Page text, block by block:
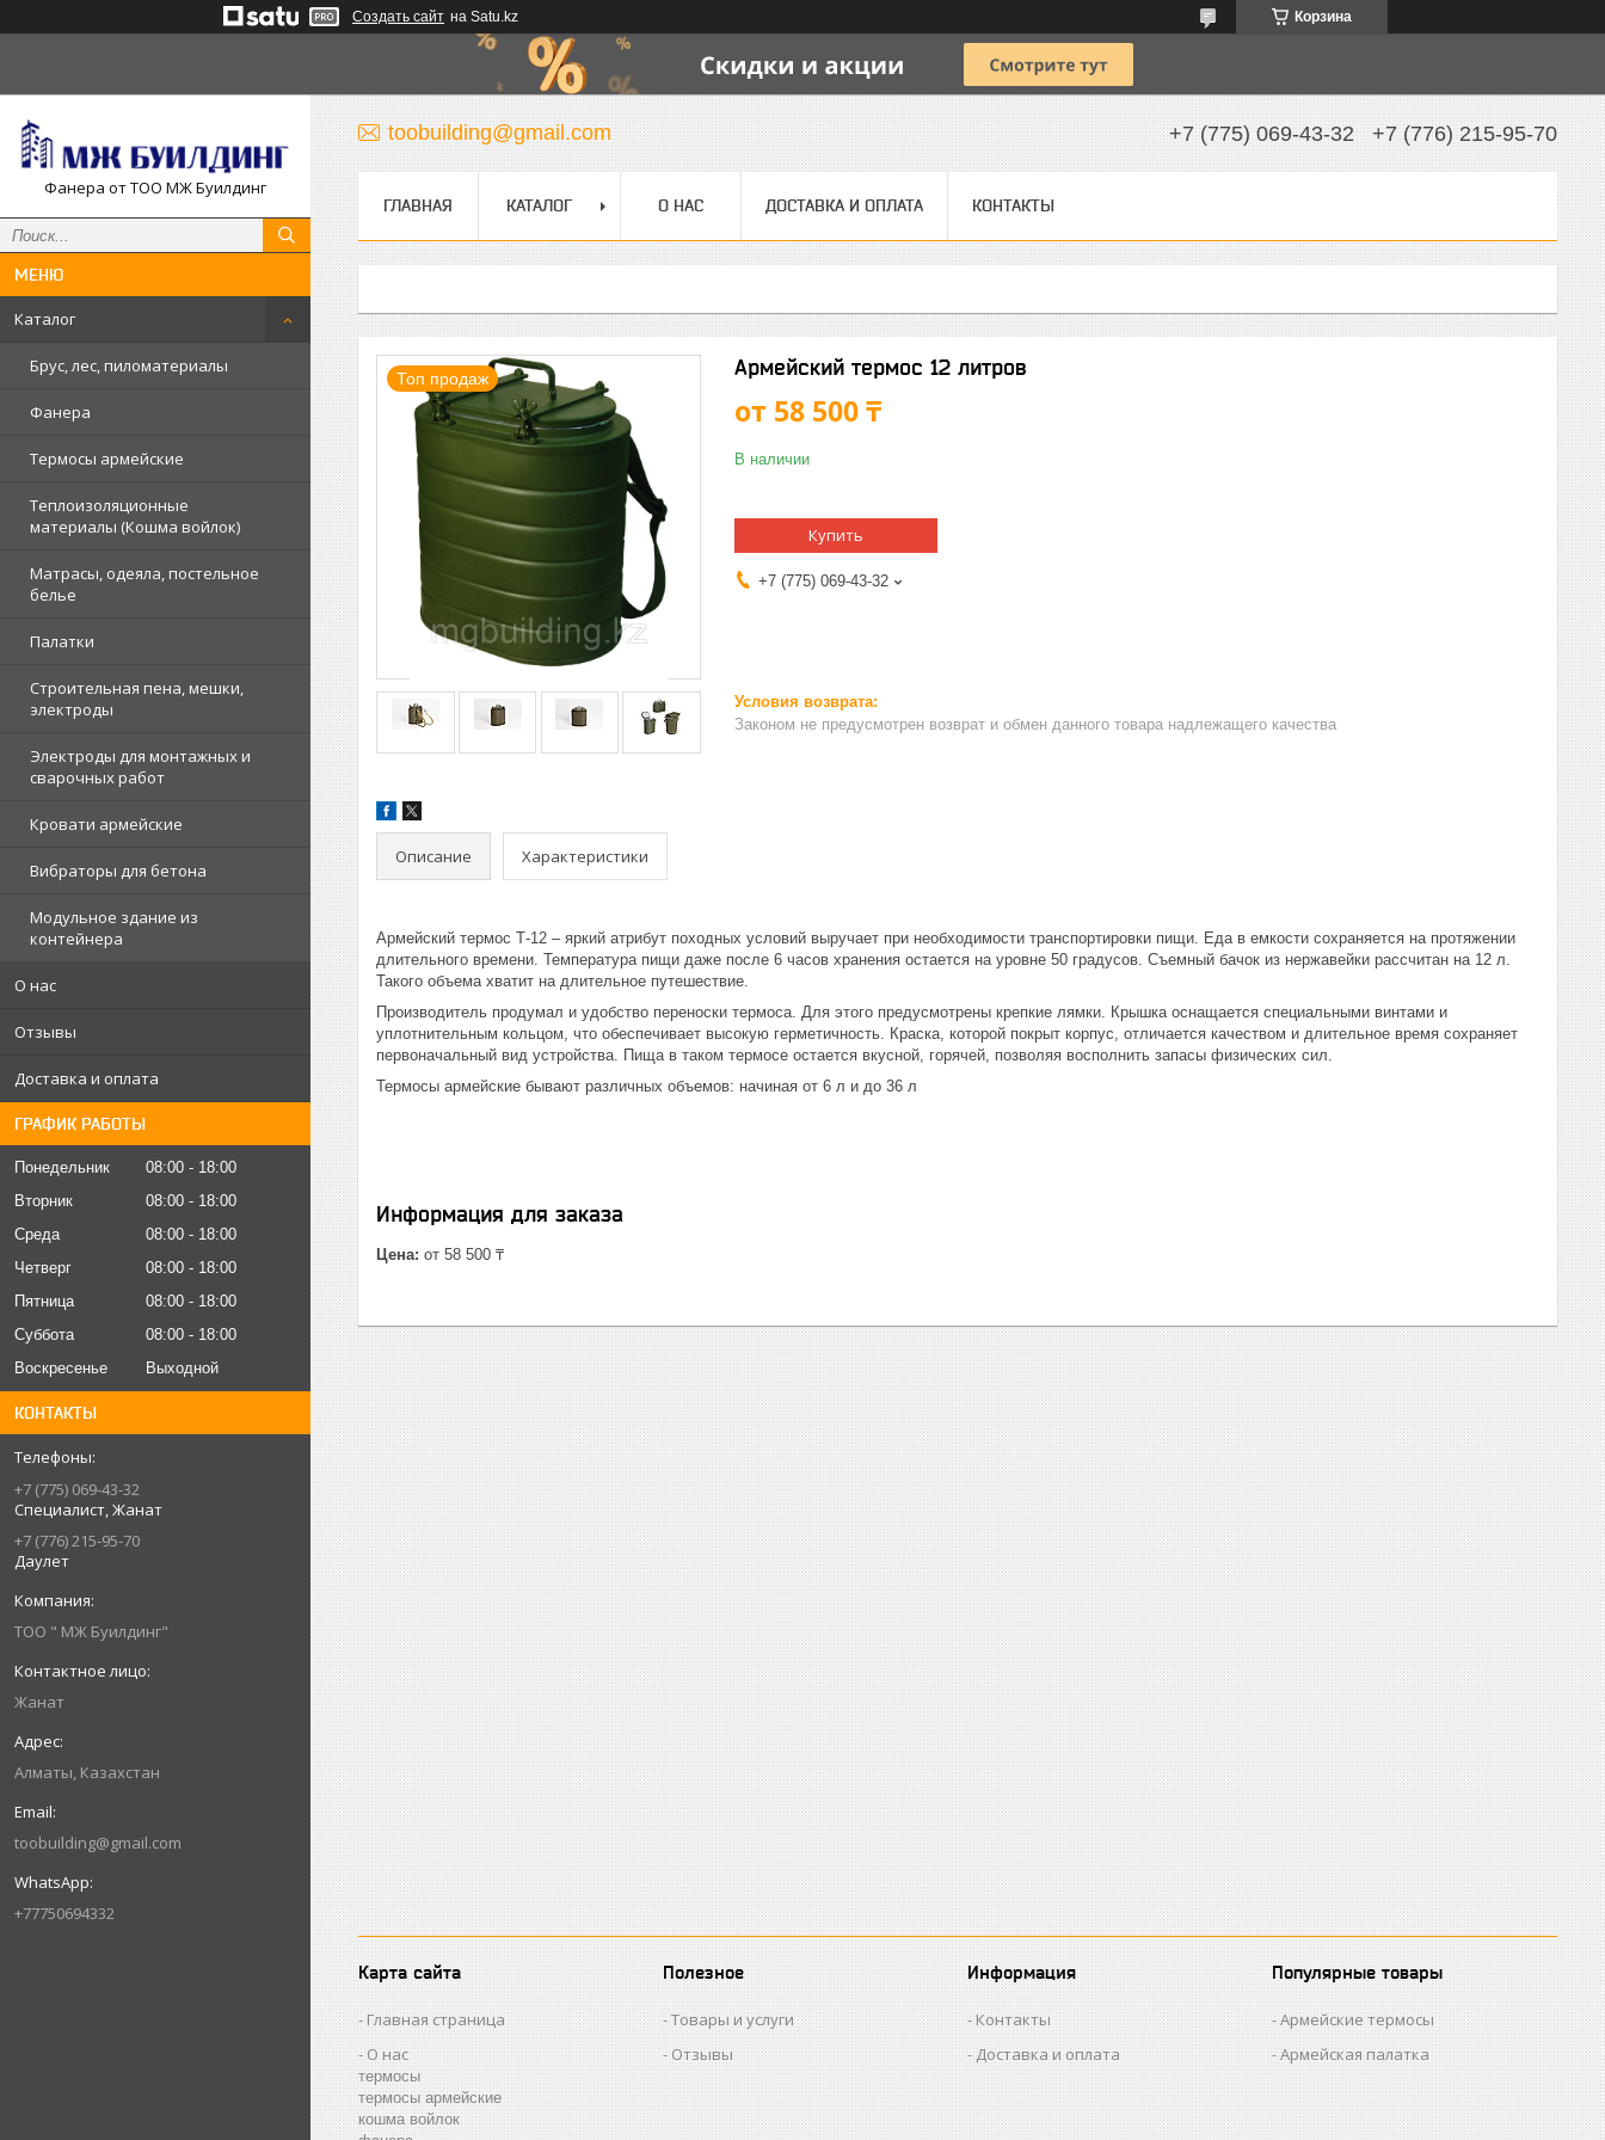
Создать сайт на Satu.kz Корзина
Фанера от ТОО МЖ Буилдинг
Каталог
Брус, лес, пиломатериалы
Фанера
Термосы армейские
Теплоизоляционные
материалы (Кошма войлок)
Матрасы, одеяла, постельное
белье
Палатки
Строительная пена, мешки,
электроды
Электроды для монтажных и
сварочных работ
Кровати армейские
Вибраторы для бетона
Модульное здание из
контейнера
О нас
Отзывы
Доставка и оплата
ГРАФИК РАБОТЫ
Понедельник 08:00
18:00
Вторник
08:00
18:00
Среда
08:00
18:00
Четверг
08:00
18:00
Пятница
08:00
18:00
Суббота
08:00
18:00
Воскресенье
Выходной
КОНТАКТЫ
+7 (775) 069-43-32
Специалист, Жанат
+7 (776) 215-95-70
Даулет
ТОО " МЖ Буилдинг"
Жанат
Алматы, Казахстан
toobuilding@gmail.com
+77750694332
toobuilding@gmail.com +7 (775) 069-43-32 +7 (776) 215-95-70
ГЛАВНАЯ КАТАЛОГ О НАС ДОСТАВКА И ОПЛАТА КОНТАКТЫ
Топ продаж Армейский термос 12 литров
от 58 500 ₸
В наличии
Купить
+7 (775) 069-43-32
Законом не предусмотрен возврат и обмен данного товара надлежащего качества
Описание Характеристики
Армейский термос Т-12 – яркий атрибут походных условий выручает при необходимости транспортировки пищи. Еда в емкости сохраняется на протяжении
длительного времени. Температура пищи даже после 6 часов хранения остается на уровне 50 градусов. Съемный бачок из нержавейки рассчитан на 12 л.
Такого объема хватит на длительное путешествие.
Производитель продумал и удобство переноски термоса. Для этого предусмотрены крепкие лямки. Крышка оснащается специальными винтами и
уплотнительным кольцом, что обеспечивает высокую герметичность. Краска, которой покрыт корпус, отличается качеством и длительное время сохраняет
первоначальный вид устройства. Пища в таком термосе остается вкусной, горячей, позволяя восполнить запасы физических сил.
Термосы армейские бывают различных объемов: начиная от 6 л и до 36 л
Информация для заказа
Цена: от 58 500 ₸
Карта сайта
Главная страница
О нас
Полезное
Товары и услуги
Отзывы
Информация
Контакты
Доставка и оплата
Популярные товары
Армейские термосы
Армейская палатка
термосы
термосы армейские
кошма войлок